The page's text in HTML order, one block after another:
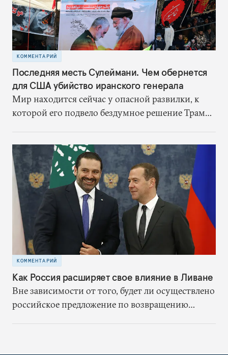
КОММЕНТАРИЙ
Последняя месть Сулеймани. Чем обернется
для США убийство иранского генерала
Мир находится сейчас у опасной развилки, к
которой его подвело бездумное решение Трампа
США, но не сбивал американские беспилотники
в нейтральных водах, не наносил ракетные
удары по судам в Персидском заливе, а в Ираке
шиитские ополченцы не нападали на
американцев. Отказавшись от ядерного
соглашения без каких-либо доказательств
обмана со стороны Ирана, США запустили
предсказуемый цикл эскалации
КОММЕНТАРИЙ
Как Россия расширяет свое влияние в Ливане
Вне зависимости от того, будет ли осуществлено
российское предложение по возвращению